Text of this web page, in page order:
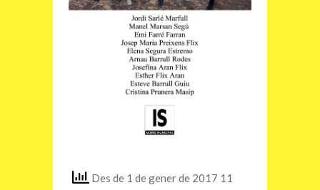
Des de 1 de gener de 2017 11